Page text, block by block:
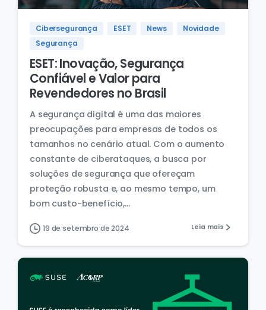
Cibersegurança ESET News
Novidade
Segurança
ESET: Inovação, Segurança
Confiável e Valor para
Revendedores no Brasil
A segurança digital é uma das maiores
preocupações para empresas de todos os
tamanhos no cenário atual. Com o aumento
constante de ciberataques, a busca por
soluções de segurança que ofereçam
proteção robusta e, ao mesmo tempo, um
bom custo-benefício,...
19 de setembro de 2024 Leia mais